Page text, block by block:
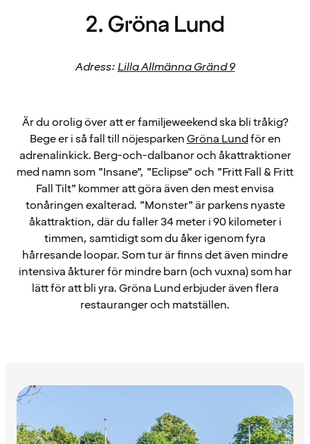
2. Gröna Lund
Adress:Lilla Allmänna Gränd 9
Är du orolig över att er familjeweekend ska bli tråkig?
Bege er i så fall till nöjesparkenGröna Lundför en
adrenalinkick. Berg-och-dalbanor och åkattraktioner
med namn som ”Insane”, ”Eclipse” och ”Fritt Fall & Fritt
Fall Tilt” kommer att göra även den mest envisa
tonåringen exalterad. ”Monster” är parkens nyaste
åkattraktion, där du faller 34 meter i 90 kilometer i
timmen, samtidigt som du åker igenom fyra
hårresande loopar. Som tur är finns det även mindre
intensiva åkturer för mindre barn (och vuxna) som har
lätt för att bli yra. Gröna Lund erbjuder även flera
restauranger och matställen.